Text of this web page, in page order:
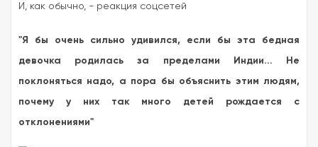
И, как обычно, - реакция соцсетей
"Я бы очень сильно удивился, если бы эта бедная
девочка родилась за пределами Индии... Не
поклоняться надо, а пора бы объяснить этим людям,
почему у них так много детей рождается с
отклонениями"